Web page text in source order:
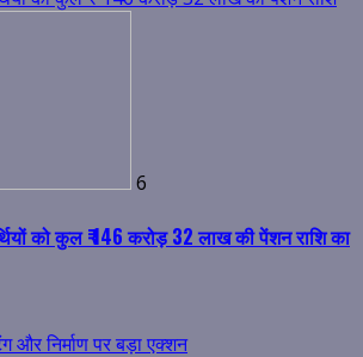
6
को कुल ₹ 146 करोड़ 32 लाख की पेंशन राशि का
और निर्माण पर बड़ा एक्शन